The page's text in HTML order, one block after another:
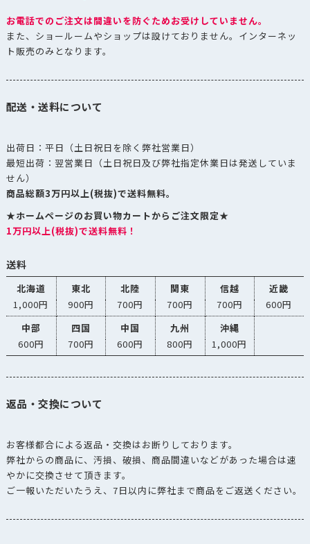
お電話でのご注文は間違いを防ぐためお受けしていません。
また、ショールームやショップは設けておりません。インターネッ
ト販売のみとなります。
配送・送料について
出荷日：平日（土日祝日を除く弊社営業日）
最短出荷：翌営業日（土日祝日及び弊社指定休業日は発送していま
せん）
商品総額3万円以上(税抜)で送料無料。
★ホームページのお買い物カートからご注文限定★
1万円以上(税抜)で送料無料！
送料
北海道 東北 北陸 関東 信越
近畿
1,000円
900円 700円 700円 700円
600円
中部
四国 中国 九州
沖縄
600円
700円 600円 800円 1,000円
返品・交換について
お客様都合による返品・交換はお断りしております。
弊社からの商品に、汚損、破損、商品間違いなどがあった場合は速
やかに交換させて頂きます。
ご一報いただいたうえ、7日以内に弊社まで商品をご返送ください。